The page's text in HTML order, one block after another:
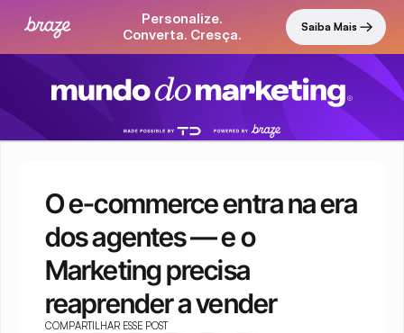
Personalize.
Converta. Cresça.
Saiba Mais
O e-commerce entra na era
dos agentes — e o
Marketing precisa
reaprender a vender
COMPARTILHAR ESSE POST